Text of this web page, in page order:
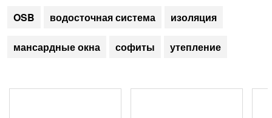
OSB водосточная система изоляция
мансардные окна софиты утепление